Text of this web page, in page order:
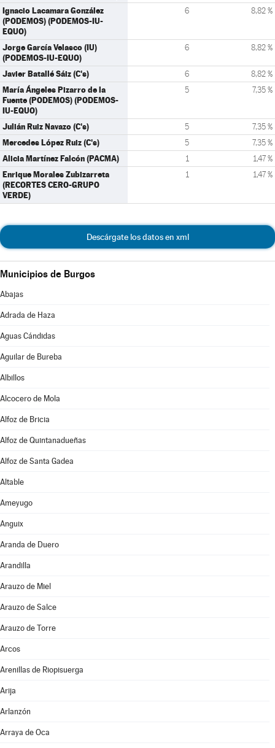
Ignacio Lacamara González
(PODEMOS) (PODEMOS-IU-
EQUO)
6 8,82 %
Jorge García Velasco (IU)
(PODEMOS-IU-EQUO)
6 8,82 %
Javier Batallé Sáiz (C's) 6 8,82 %
María Ángeles Pizarro de la
Fuente (PODEMOS) (PODEMOS-
IU-EQUO)
5 7,35 %
Julián Ruiz Navazo (C's) 5 7,35 %
Mercedes López Ruiz (C's) 5 7,35 %
Alicia Martínez Falcón (PACMA) 1 1,47 %
Enrique Morales Zubizarreta
(RECORTES CERO-GRUPO
VERDE)
1 1,47 %
Descárgate los datos en xml
Municipios de Burgos
Abajas
Adrada de Haza
Aguas Cándidas
Aguilar de Bureba
Albillos
Alcocero de Mola
Alfoz de Bricia
Alfoz de Quintanadueñas
Alfoz de Santa Gadea
Altable
Ameyugo
Anguix
Aranda de Duero
Arandilla
Arauzo de Miel
Arauzo de Salce
Arauzo de Torre
Arcos
Arenillas de Riopisuerga
Arija
Arlanzón
Arraya de Oca